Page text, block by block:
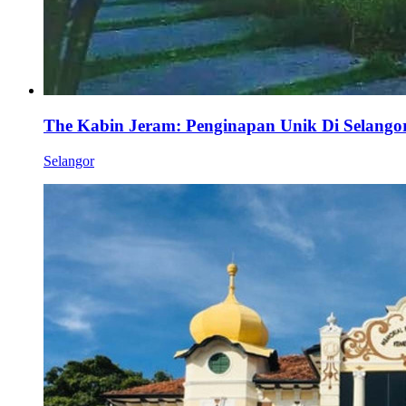
The Kabin Jeram: Penginapan Unik Di
Selangor